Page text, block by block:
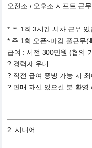
오전조 / 오후조 시프트 근무
* 주 1회 3시간 시차 근무 있
* 주 1회 오픈~마감 풀근무(
급여 : 세전 300만원 (협의
? 경력자 우대
? 직전 급여 증빙 가능 시
? 판매 자신 있으신 분 환영
2. 시니어